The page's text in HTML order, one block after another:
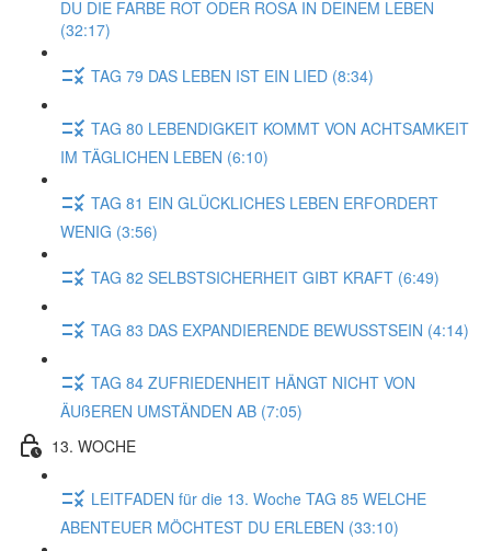
DU DIE FARBE ROT ODER ROSA IN DEINEM LEBEN
(32:17)
TAG 79 DAS LEBEN IST EIN LIED (8:34)
TAG 80 LEBENDIGKEIT KOMMT VON ACHTSAMKEIT
IM TÄGLICHEN LEBEN (6:10)
TAG 81 EIN GLÜCKLICHES LEBEN ERFORDERT
WENIG (3:56)
TAG 82 SELBSTSICHERHEIT GIBT KRAFT (6:49)
TAG 83 DAS EXPANDIERENDE BEWUSSTSEIN (4:14)
TAG 84 ZUFRIEDENHEIT HÄNGT NICHT VON
ÄUßEREN UMSTÄNDEN AB (7:05)
13. WOCHE
LEITFADEN für die 13. Woche TAG 85 WELCHE
ABENTEUER MÖCHTEST DU ERLEBEN (33:10)